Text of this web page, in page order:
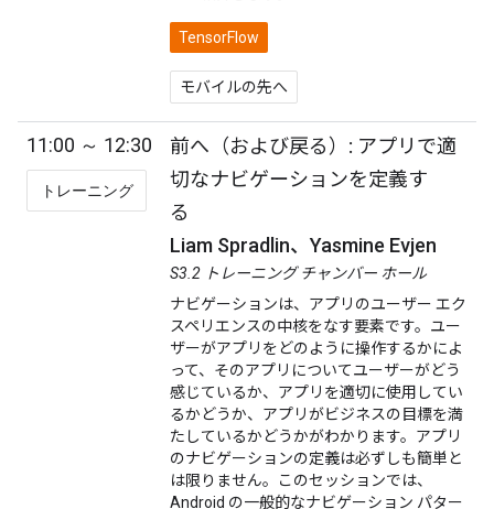
TensorFlow
モバイルの先へ
11:00 ～ 12:30
トレーニング
前へ（および戻る）: アプリで適
切なナビゲーションを定義す
る
Liam Spradlin、Yasmine Evjen
S3.2 トレーニング チャンバー ホール
ナビゲーションは、アプリのユーザー エク
スペリエンスの中核をなす要素です。ユー
ザーがアプリをどのように操作するかによ
って、そのアプリについてユーザーがどう
感じているか、アプリを適切に使用してい
るかどうか、アプリがビジネスの目標を満
たしているかどうかがわかります。アプリ
のナビゲーションの定義は必ずしも簡単と
は限りません。このセッションでは、
Android の一般的なナビゲーション パター